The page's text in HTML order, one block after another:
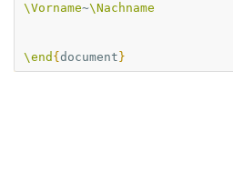
\Vorname~\Nachname
\end { document }